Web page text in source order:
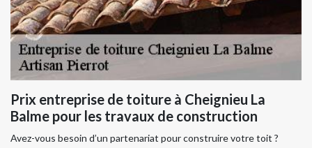
Prix entreprise de toiture à Cheignieu La
Balme pour les travaux de construction
Avez-vous besoin d’un partenariat pour construire votre toit ?